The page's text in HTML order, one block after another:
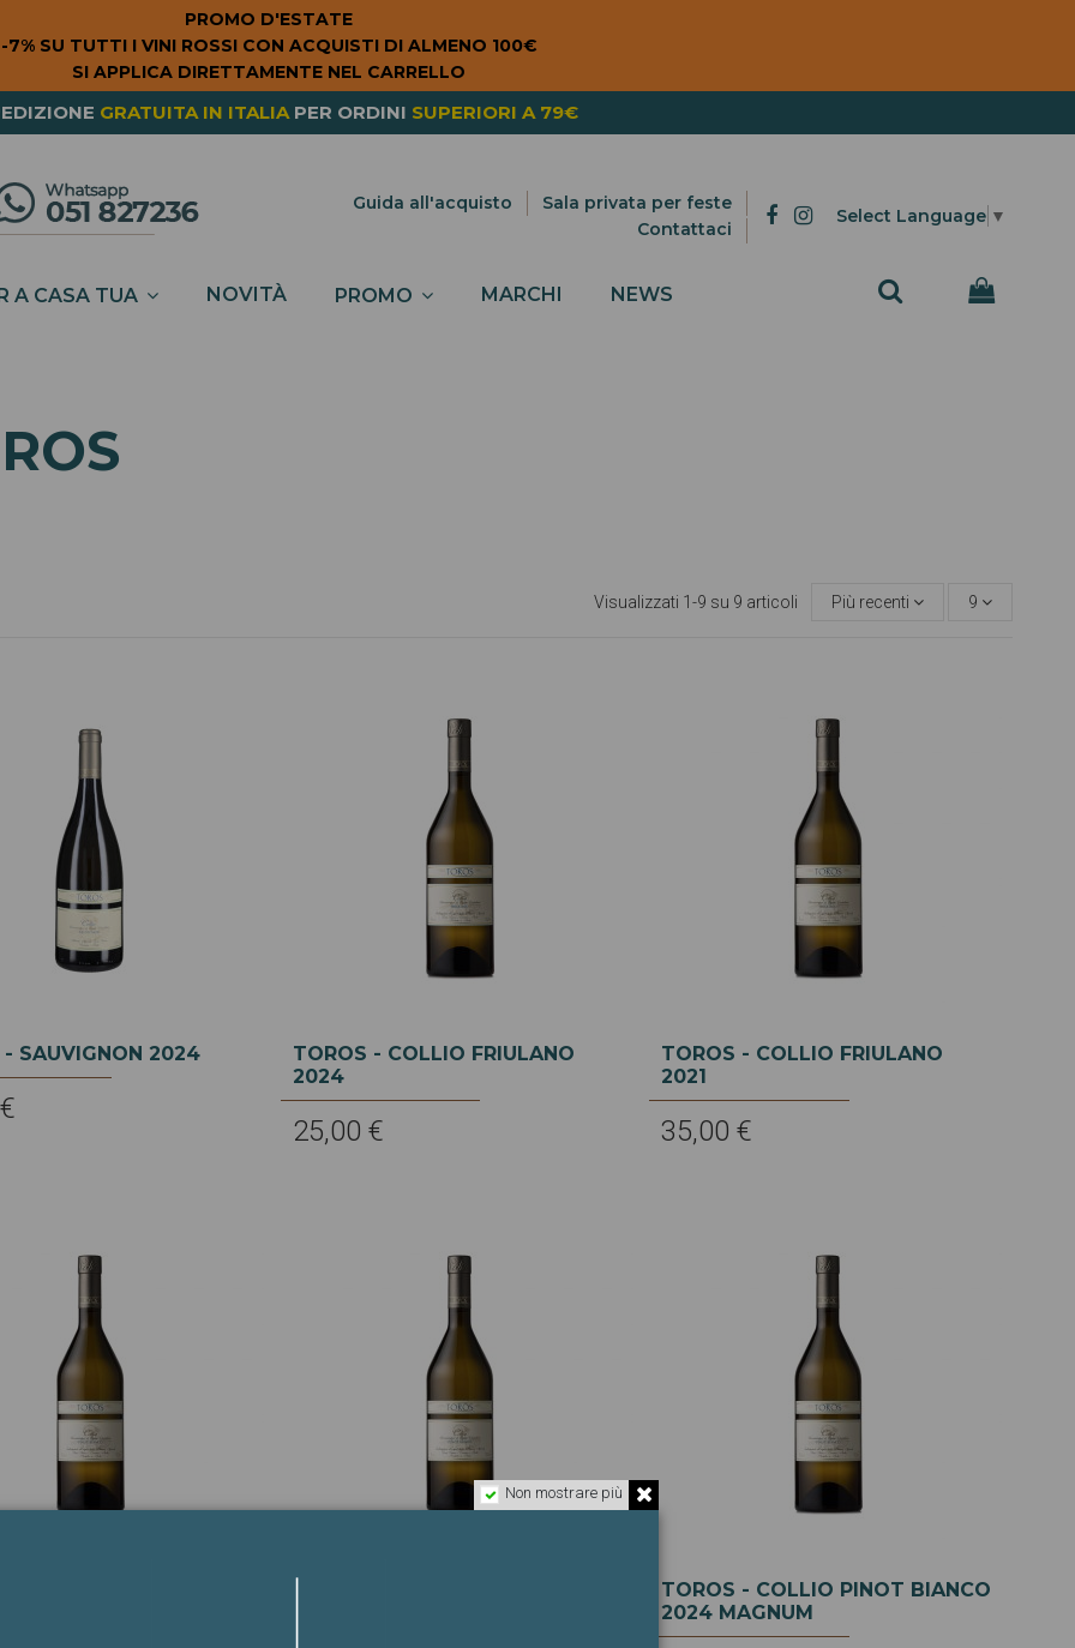
PROMO D'ESTATE
-7% SU TUTTI I VINI ROSSI CON ACQUISTI DI ALMENO 100€
SI APPLICA DIRETTAMENTE NEL CARRELLO
FROMEUROPE? THE SHIPPING ISFREEFOR ORDERSOVER 300€
SPESE DI SPEDIZIONE A
IN TUTTAITALIA
Select Language ▼
Guida all'acquisto
Sala privata per feste
Contattaci
A CASA TUA NOVITÀ PROMO MARCHI NEWS
Visualizzati 1-9 su 9 articoli Più recenti 9
- SAUVIGNON 2024
TOROS - COLLIO FRIULANO
2024
25,00 €
TOROS - COLLIO FRIULANO
2021
35,00 €
TOROS - COLLIO PINOT BIANCO
2024 MAGNUM
Non mostrare più